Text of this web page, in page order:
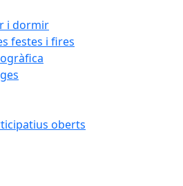
i dormir
festes i fires
oberts